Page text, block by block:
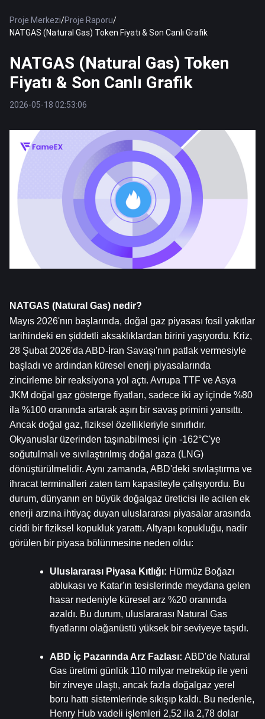
Proje Merkezi/Proje Raporu/
NATGAS (Natural Gas) Token Fiyatı & Son Canlı Grafik
NATGAS (Natural Gas) Token
Fiyatı & Son Canlı Grafik
2026-05-18 02:53:06
NATGAS (Natural Gas) nedir?
Mayıs 2026'nın başlarında, doğal gaz piyasası fosil yakıtlar
tarihindeki en şiddetli aksaklıklardan birini yaşıyordu. Kriz,
28 Şubat 2026'da ABD-İran Savaşı'nın patlak vermesiyle
başladı ve ardından küresel enerji piyasalarında
zincirleme bir reaksiyona yol açtı. Avrupa TTF ve Asya
JKM doğal gaz gösterge fiyatları, sadece iki ay içinde %80
ila %100 oranında artarak aşırı bir savaş primini yansıttı.
Ancak doğal gaz, fiziksel özellikleriyle sınırlıdır.
Okyanuslar üzerinden taşınabilmesi için -162°C'ye
soğutulmalı ve sıvılaştırılmış doğal gaza (LNG)
dönüştürülmelidir. Aynı zamanda, ABD'deki sıvılaştırma ve
ihracat terminalleri zaten tam kapasiteyle çalışıyordu. Bu
durum, dünyanın en büyük doğalgaz üreticisi ile acilen ek
enerji arzına ihtiyaç duyan uluslararası piyasalar arasında
ciddi bir fiziksel kopukluk yarattı. Altyapı kopukluğu, nadir
görülen bir piyasa bölünmesine neden oldu:
Uluslararası Piyasa Kıtlığı: Hürmüz Boğazı
ablukası ve Katar'ın tesislerinde meydana gelen
hasar nedeniyle küresel arz %20 oranında
azaldı. Bu durum, uluslararası Natural Gas
fiyatlarını olağanüstü yüksek bir seviyeye taşıdı.
ABD İç Pazarında Arz Fazlası: ABD'de Natural
Gas üretimi günlük 110 milyar metreküp ile yeni
bir zirveye ulaştı, ancak fazla doğalgaz yerel
boru hattı sistemlerinde sıkışıp kaldı. Bu nedenle,
Henry Hub vadeli işlemleri 2,52 ila 2,78 dolar